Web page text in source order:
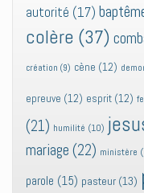
autorité (17)
colère (37)
création (9) cène (12)
epreuve (12) esprit (12)
(21) humilité (10)
mariage (22) ministère
parole (15) pasteur (13)